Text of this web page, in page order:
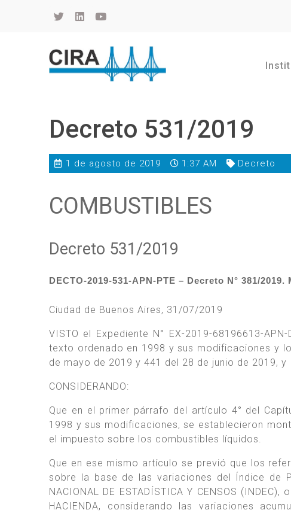
Decreto 531/2019
1 de agosto de 2019 1:37 AM Decreto
COMBUSTIBLES
Decreto 531/2019
DECTO-2019-531-APN-PTE – Decreto N° 381/
Ciudad de Buenos Aires, 31/07/2019
VISTO el Expediente N° EX-2019-68196613-
texto ordenado en 1998 y sus modificaciones y
de mayo de 2019 y 441 del 28 de junio de 2019, y
CONSIDERANDO:
Que en el primer párrafo del artículo 4° del
1998 y sus modificaciones, se establecieron
el impuesto sobre los combustibles líquidos.
Que en ese mismo artículo se previó que los
sobre la base de las variaciones del Índice de
NACIONAL DE ESTADÍSTICA Y CENSOS
HACIENDA, considerando las variaciones